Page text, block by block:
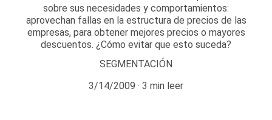
sobre sus necesidades y comportamientos:
aprovechan fallas en la estructura de precios de las
empresas, para obtener mejores precios o mayores
descuentos. ¿Cómo evitar que esto suceda?
SEGMENTACIÓN
3/14/2009
3 min leer